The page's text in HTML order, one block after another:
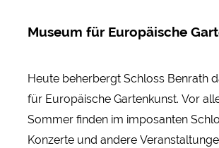
Museum für Europäische
Heute beherbergt Schloss Benrath
für Europäische Gartenkunst. Vor
Sommer finden im imposanten
Konzerte und andere